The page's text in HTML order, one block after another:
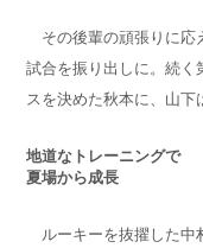
その後輩の頑張りに応
試合を振り出しに。続く
スを決めた秋本に、山下
地道なトレーニングで
夏場から成長
ルーキーを抜擢した中